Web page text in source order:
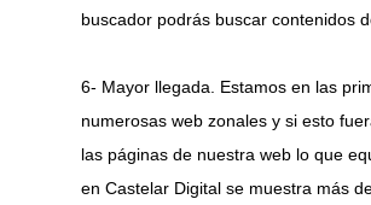
buscador podrás buscar contenidos
6- Mayor llegada. Estamos en las
numerosas web zonales y si esto
las páginas de nuestra web lo que
en Castelar Digital se muestra más